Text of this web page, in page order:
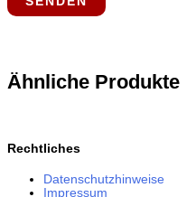
Ähnliche Produkte
Rechtliches
Datenschutzhinweise
Impressum